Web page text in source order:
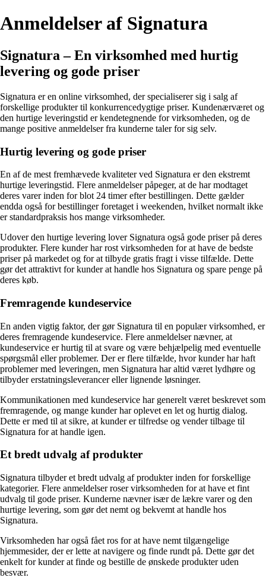
Anmeldelser af Signatura
Signatura – En virksomhed med hurtig
levering og gode priser
Signatura er en online virksomhed, der specialiserer sig i salg af
forskellige produkter til konkurrencedygtige priser. Kundenærværet og
den hurtige leveringstid er kendetegnende for virksomheden, og de
mange positive anmeldelser fra kunderne taler for sig selv.
Hurtig levering og gode priser
En af de mest fremhævede kvaliteter ved Signatura er den ekstremt
hurtige leveringstid. Flere anmeldelser påpeger, at de har modtaget
deres varer inden for blot 24 timer efter bestillingen. Dette gælder
endda også for bestillinger foretaget i weekenden, hvilket normalt ikke
er standardpraksis hos mange virksomheder.
Udover den hurtige levering lover Signatura også gode priser på deres
produkter. Flere kunder har rost virksomheden for at have de bedste
priser på markedet og for at tilbyde gratis fragt i visse tilfælde. Dette
gør det attraktivt for kunder at handle hos Signatura og spare penge på
deres køb.
Fremragende kundeservice
En anden vigtig faktor, der gør Signatura til en populær virksomhed, er
deres fremragende kundeservice. Flere anmeldelser nævner, at
kundeservice er hurtig til at svare og være behjælpelig med eventuelle
spørgsmål eller problemer. Der er flere tilfælde, hvor kunder har haft
problemer med leveringen, men Signatura har altid været lydhøre og
tilbyder erstatningsleverancer eller lignende løsninger.
Kommunikationen med kundeservice har generelt været beskrevet som
fremragende, og mange kunder har oplevet en let og hurtig dialog.
Dette er med til at sikre, at kunder er tilfredse og vender tilbage til
Signatura for at handle igen.
Et bredt udvalg af produkter
Signatura tilbyder et bredt udvalg af produkter inden for forskellige
kategorier. Flere anmeldelser roser virksomheden for at have et fint
udvalg til gode priser. Kunderne nævner især de lækre varer og den
hurtige levering, som gør det nemt og bekvemt at handle hos
Signatura.
Virksomheden har også fået ros for at have nemt tilgængelige
hjemmesider, der er lette at navigere og finde rundt på. Dette gør det
enkelt for kunder at finde og bestille de ønskede produkter uden
besvær.